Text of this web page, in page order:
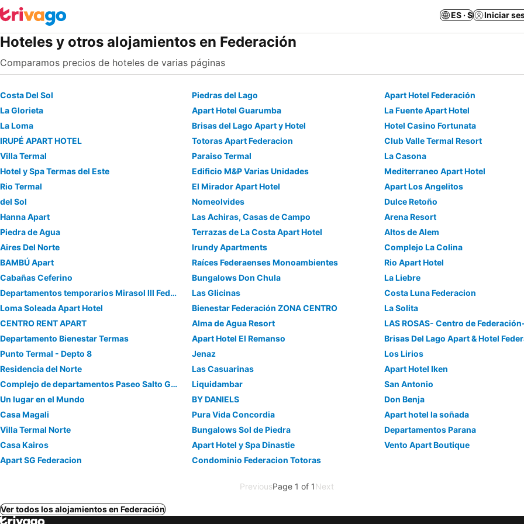
ES · $ Iniciar
Hoteles y otros alojamientos en Federación
Comparamos precios de hoteles de varias páginas
Costa Del Sol Piedras del Lago
Apart Hotel Federación
La Glorieta
Apart Hotel Guarumba
La Fuente Apart Hotel
La Loma
Brisas del Lago Apart y Hotel
Hotel Casino Fortunata
IRUPÉ APART HOTEL
Totoras Apart Federacion
Club Valle Termal Resort
Villa Termal
Paraiso Termal
La Casona
Hotel y Spa Termas del Este
Edificio M&P Varias Unidades
Mediterraneo Apart Hotel
Rio Termal
El Mirador Apart Hotel
Apart Los Angelitos
del Sol
Nomeolvides
Dulce Retoño
Hanna Apart
Las Achiras, Casas de Campo
Arena Resort
Piedra de Agua
Terrazas de La Costa Apart Hotel
Altos de Alem
Aires Del Norte
Irundy Apartments
Complejo La Colina
BAMBÚ Apart
Raíces Federaenses Monoambientes
Rio Apart Hotel
Cabañas Ceferino
Bungalows Don Chula
La Liebre
Departamentos temporarios Mirasol lll Federaciòn
Las Glicinas
Costa Luna Federacion
Loma Soleada Apart Hotel
Bienestar Federación ZONA CENTRO
La Solita
CENTRO RENT APART
Alma de Agua Resort
Departamento Bienestar Termas
Apart Hotel El Remanso
Brisas Del Lago Apart & Hotel
Punto Termal - Depto 8
Jenaz
Los Lirios
Residencia del Norte
Las Casuarinas
Apart Hotel Iken
Complejo de departamentos Paseo Salto Grande
Liquidambar
San Antonio
Un lugar en el Mundo
BY DANIELS
Don Benja
Casa Magali
Pura Vida Concordia
Apart hotel la soñada
Villa Termal Norte
Bungalows Sol de Piedra
Departamentos Parana
Casa Kairos
Apart Hotel y Spa Dinastie
Vento Apart Boutique
Apart SG Federacion
Condominio Federacion Totoras
PreviousPage 1 of 1Next
Ver todos los alojamientos en Federación